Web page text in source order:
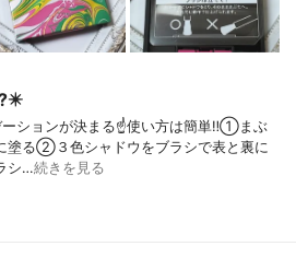
ーションが決まる☝️使い方は簡単‼️①まぶ
塗る②３色シャドウをブラシで表と裏に
シ…続きを見る